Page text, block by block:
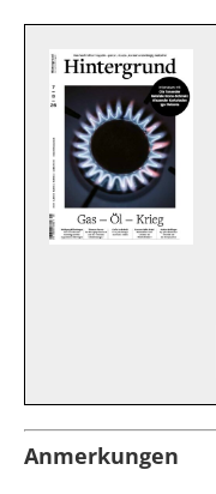
Anmerkungen